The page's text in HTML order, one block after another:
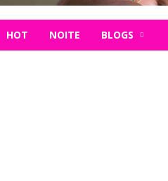
HOT NOITE BLOGS